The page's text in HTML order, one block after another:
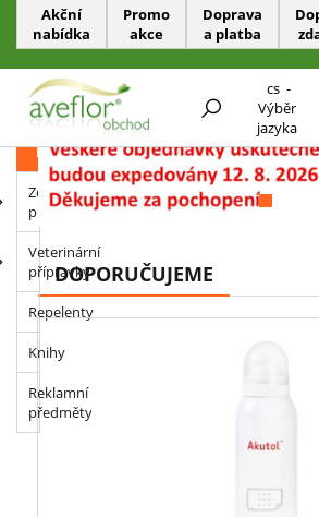
Akční
nabídka
Promo
akce
Doprava
a platba
cs -
Výběr
jazyka
KATEGORIE
Zdravotnické
prostředky
Veterinární
přípravky
Repelenty
Knihy
Reklamní
předměty
DOPORUČUJEME